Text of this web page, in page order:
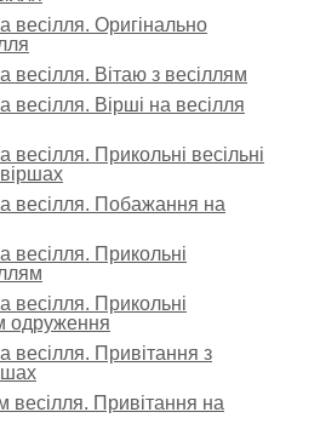
весілля. Оригінально
весілля. Вітаю з весіллям
весілля. Вірші на весілля
Прикольні весільні
весілля. Побажання на
весілля. Прикольні
весілля. Прикольні
одруження
весілля. Привітання з
весілля. Привітання на